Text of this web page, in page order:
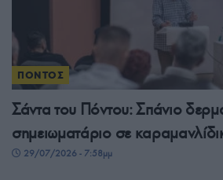
ΠΟΝΤΟΣ
Σάντα του Πόντου: Σπάνιο
σημειωματάριο σε
29/07/2026 - 7:58μμ